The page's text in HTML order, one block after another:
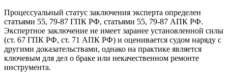
Процессуальный статус заключения эксперта определен
статьями 55, 79-87 ГПК РФ, статьями 55, 79-87 АПК РФ.
Экспертное заключение не имеет заранее установленной силы
(ст. 67 ГПК РФ, ст. 71 АПК РФ) и оценивается судом наряду с
другими доказательствами, однако на практике является
ключевым для дел о браке или некачественном ремонте
инструмента.